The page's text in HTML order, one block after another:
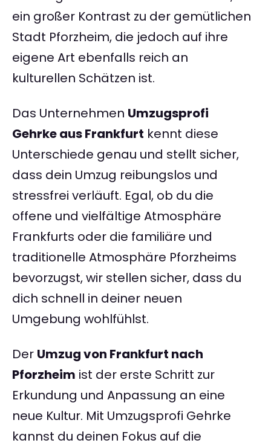
ein großer Kontrast zu der gemütlichen
Stadt Pforzheim, die jedoch auf ihre
eigene Art ebenfalls reich an
kulturellen Schätzen ist.
Das Unternehmen Umzugsprofi
Gehrke aus Frankfurt kennt diese
Unterschiede genau und stellt sicher,
dass dein Umzug reibungslos und
stressfrei verläuft. Egal, ob du die
offene und vielfältige Atmosphäre
Frankfurts oder die familiäre und
traditionelle Atmosphäre Pforzheims
bevorzugst, wir stellen sicher, dass du
dich schnell in deiner neuen
Umgebung wohlfühlst.
Der Umzug von Frankfurt nach
Pforzheim ist der erste Schritt zur
Erkundung und Anpassung an eine
neue Kultur. Mit Umzugsprofi Gehrke
kannst du deinen Fokus auf die